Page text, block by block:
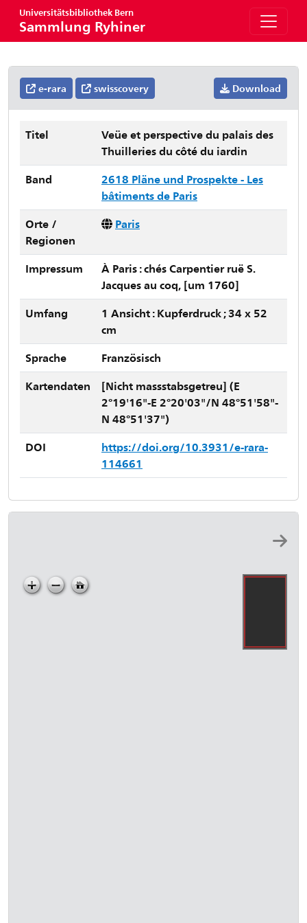
Universitätsbibliothek Bern
Sammlung Ryhiner
e-rara swisscovery Download
Titel
Veüe et perspective du palais des
Thuilleries du côté du iardin
Band
2618 Pläne und Prospekte - Les
bâtiments de Paris
Orte /
Regionen
Paris
Impressum
À Paris : chés Carpentier ruë S.
Jacques au coq, [um 1760]
Umfang
1 Ansicht : Kupferdruck ; 34 x 52
cm
Sprache
Französisch
Kartendaten
[Nicht massstabsgetreu] (E
2°19'16"-E 2°20'03"/N 48°51'58"-
N 48°51'37")
DOI
https://doi.org/10.3931/e-rara-
114661